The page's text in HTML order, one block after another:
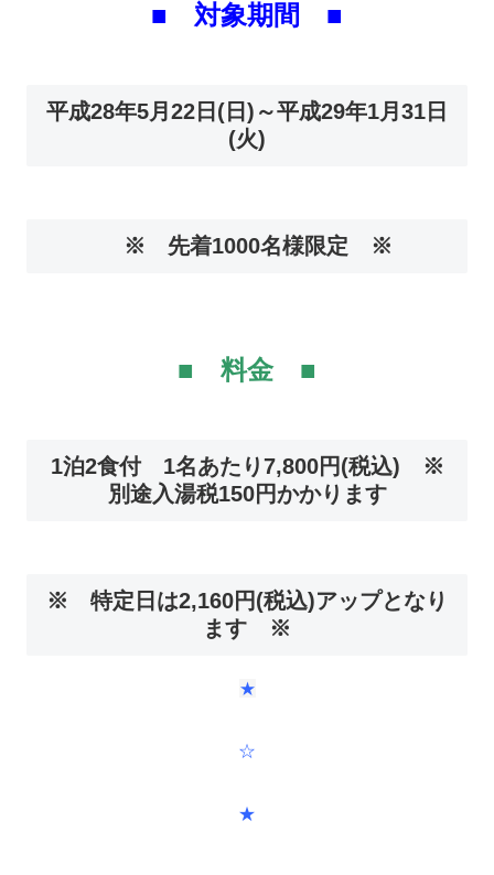
■ 対象期間 ■
平成28年5月22日(日)～平成29年1月31日
(火)
※ 先着1000名様限定 ※
■ 料金 ■
1泊2食付 1名あたり7,800円(税込) ※
別途入湯税150円かかります
※ 特定日は2,160円(税込)アップとなり
ます ※
★
☆
★